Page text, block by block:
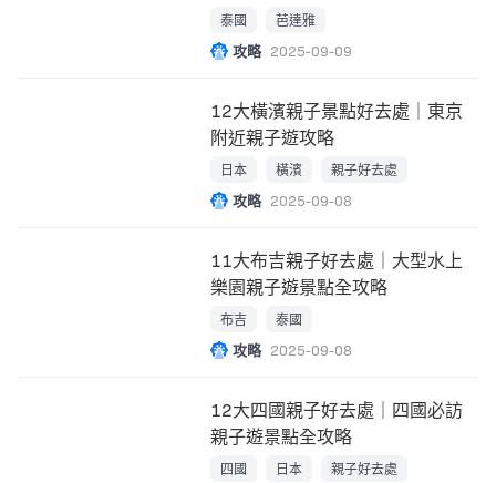
泰國 芭達雅
攻略 2025-09-09
12大橫濱親子景點好去處｜東京
附近親子遊攻略
日本 橫濱 親子好去處
攻略 2025-09-08
11大布吉親子好去處｜大型水上
樂園親子遊景點全攻略
布吉 泰國
攻略 2025-09-08
12大四國親子好去處｜四國必訪
親子遊景點全攻略
四國 日本 親子好去處